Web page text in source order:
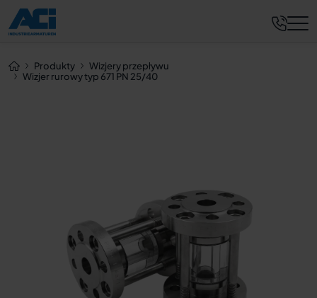
Produkty
Wizjery przepływu
Wizjer rurowy typ 671 PN 25/40